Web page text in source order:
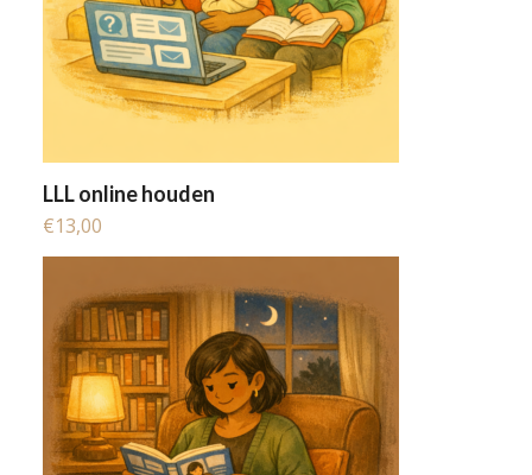
LLL online houden
€13,00